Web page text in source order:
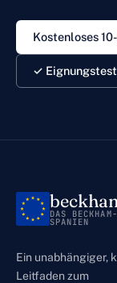
Kostenloses
✓ Eignungstest
DAS
SPANIEN
Ein unabhängiger,
Leitfaden zum